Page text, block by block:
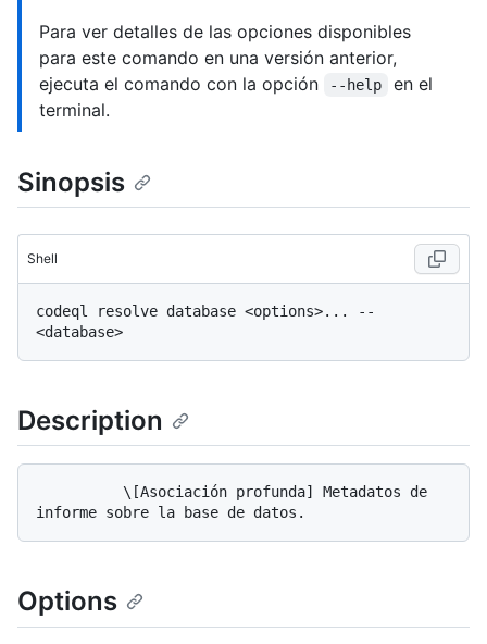
Para ver detalles de las opciones disponibles
para este comando en una versión anterior,
ejecuta el comando con la opción
--help
en el
terminal.
Sinopsis
Shell
codeql resolve database <options>... --
Description
Options